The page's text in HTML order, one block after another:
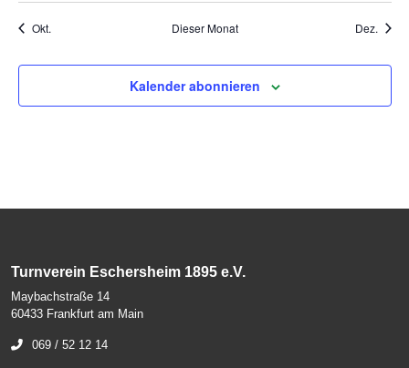
Okt. Dieser Monat Dez.
Kalender abonnieren
Turnverein Eschersheim 1895 e.V.
Maybachstraße 14
60433 Frankfurt am Main
069 / 52 12 14